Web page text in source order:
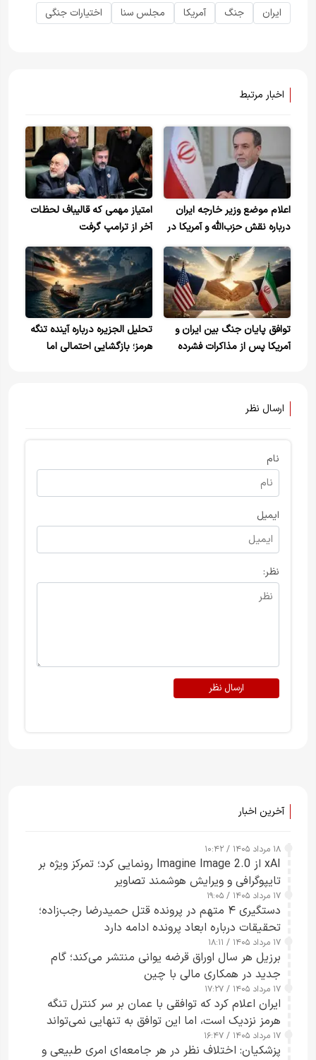
ایران جنگ آمریکا مجلس سنا اختیارات جنگی
اخبار مرتبط
اعلام موضع وزیر خارجه ایران
درباره نقش حزب‌الله و آمریکا در
تفاهم‌نامه و لزوم توقف اشغال
لبنان+ویدیو
امتیاز مهمی که قالیباف لحظات
آخر از ترامپ گرفت
توافق پایان جنگ بین ایران و
آمریکا پس از مذاکرات فشرده
تحلیل الجزیره درباره آینده تنگه
هرمز؛ بازگشایی احتمالی اما
ارسال نظر
نام
ایمیل
نظر:
ارسال نظر
آخرین اخبار
۱۸ مرداد ۱۴۰۵ / ۱۰:۴۲
xAI از Imagine Image 2.0 رونمایی کرد؛ تمرکز ویژه بر
تایپوگرافی و ویرایش هوشمند تصاویر
۱۷ مرداد ۱۴۰۵ / ۱۹:۰۵
دستگیری ۴ متهم در پرونده قتل حمیدرضا رجب‌زاده؛
تحقیقات درباره ابعاد پرونده ادامه دارد
۱۷ مرداد ۱۴۰۵ / ۱۸:۱۱
برزیل هر سال اوراق قرضه یوانی منتشر می‌کند؛ گام
جدید در همکاری مالی با چین
۱۷ مرداد ۱۴۰۵ / ۱۷:۲۷
ایران اعلام کرد که توافقی با عمان بر سر کنترل تنگه
هرمز نزدیک است، اما این توافق به تنهایی نمی‌تواند
آبراه را آزاد کند
۱۷ مرداد ۱۴۰۵ / ۱۶:۴۷
پزشکیان: اختلاف نظر در هر جامعه‌ای امری طبیعی و